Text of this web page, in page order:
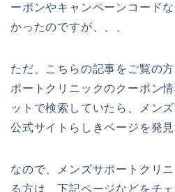
ーポンやキャンペーンコード
かったのですが、、、
ただ、こちらの記事をご覧の
ポートクリニックのクーポン
ットで検索していたら、メン
公式サイトらしきページを発
なので、メンズサポートクリ
る方は、下記ページなどをチ